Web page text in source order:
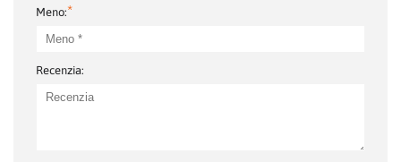
Meno:*
Recenzia: